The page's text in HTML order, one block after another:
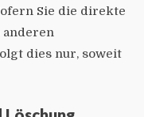
Sie die direkte
dies nur, soweit